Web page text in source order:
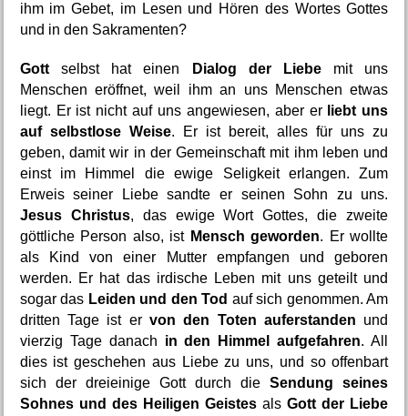
ihm im Gebet, im Lesen und Hören des Wortes Gottes
und in den Sakramenten?
Gott selbst hat einen Dialog der Liebe mit uns
Menschen eröffnet, weil ihm an uns Menschen etwas
liegt. Er ist nicht auf uns angewiesen, aber er liebt uns
auf selbstlose Weise. Er ist bereit, alles für uns zu
geben, damit wir in der Gemeinschaft mit ihm leben und
einst im Himmel die ewige Seligkeit erlangen. Zum
Jesus Christus, das ewige Wort Gottes, die zweite
göttliche Person also, ist Mensch geworden. Er wollte
als Kind von einer Mutter empfangen und geboren
werden. Er hat das irdische Leben mit uns geteilt und
sogar das Leiden und den Tod auf sich genommen. Am
dritten Tage ist er von den Toten auferstanden und
vierzig Tage danach in den Himmel aufgefahren. All
dies ist geschehen aus Liebe zu uns, und so offenbart
sich der dreieinige Gott durch die Sendung seines
Sohnes und des Heiligen Geistes als Gott der Liebe